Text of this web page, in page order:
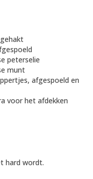
peterselie
munt
afgespoeld en
voor het afdekken
hard wordt.